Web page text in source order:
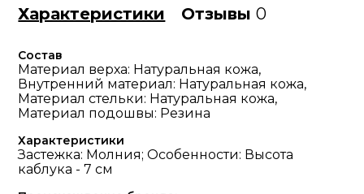
Характеристики Отзывы0
Состав
Материал верха: Натуральная кожа,
Внутренний материал: Натуральная кожа,
Материал стельки: Натуральная кожа,
Материал подошвы: Резина
Характеристики
Застежка: Молния; Особенности: Высота
каблука - 7 см